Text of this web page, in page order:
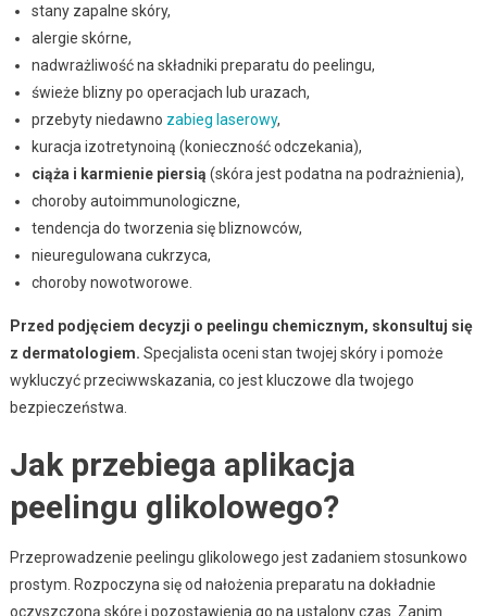
stany zapalne skóry,
alergie skórne,
nadwrażliwość na składniki preparatu do peelingu,
świeże blizny po operacjach lub urazach,
przebyty niedawno zabieg laserowy,
kuracja izotretynoiną (konieczność odczekania),
ciąża i karmienie piersią (skóra jest podatna na podrażnienia),
choroby autoimmunologiczne,
tendencja do tworzenia się bliznowców,
nieuregulowana cukrzyca,
choroby nowotworowe.
Przed podjęciem decyzji o peelingu chemicznym, skonsultuj się
z dermatologiem. Specjalista oceni stan twojej skóry i pomoże
wykluczyć przeciwwskazania, co jest kluczowe dla twojego
bezpieczeństwa.
Jak przebiega aplikacja
peelingu glikolowego?
Przeprowadzenie peelingu glikolowego jest zadaniem stosunkowo
prostym. Rozpoczyna się od nałożenia preparatu na dokładnie
oczyszczoną skórę i pozostawienia go na ustalony czas. Zanim